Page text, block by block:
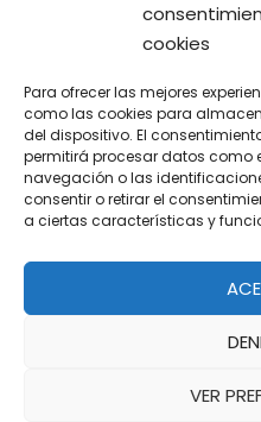
cookies
Para ofrecer las mejores
como las cookies para
del dispositivo. El
permitirá procesar datos como
navegación o las
consentir o retirar el
a ciertas características y
VER
Acepto las